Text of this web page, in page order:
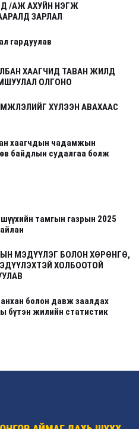
/АЖ АХУЙН НЭГЖ
ЗАРЛАЛ
гардуулав
ХААГЧИД ТАВАН ЖИЛД
ОЛГОНО
ХҮЛЭЭН АВАХААС
хаагчдын чадамжын
байдлын судалгаа болж
тамгын газрын 2025
МЭДҮҮЛЭГ БОЛОН ХӨРӨНГӨ,
ХОЛБООТОЙ
болон давж заалдах
бүтэн жилийн статистик